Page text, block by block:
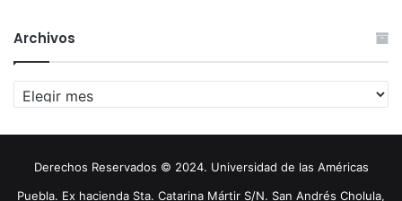
Archivos
Archivos
Derechos Reservados © 2024. Universidad de las Américas
Puebla. Ex hacienda Sta. Catarina Mártir S/N. San Andrés Cholula,